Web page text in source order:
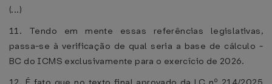
(...)
11. Tendo em mente essas referências legislativas,
passa-se à verificação de qual seria a base de cálculo -
BC do ICMS exclusivamente para o exercício de 2026.